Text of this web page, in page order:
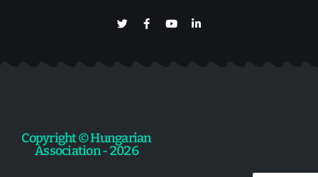
Copyright © Hungarian
Association - 2026